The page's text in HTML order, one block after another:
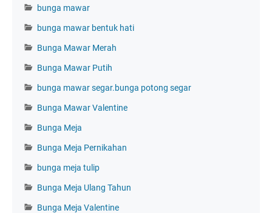
bunga mawar
bunga mawar bentuk hati
Bunga Mawar Merah
Bunga Mawar Putih
bunga mawar segar.bunga potong segar
Bunga Mawar Valentine
Bunga Meja
Bunga Meja Pernikahan
bunga meja tulip
Bunga Meja Ulang Tahun
Bunga Meja Valentine